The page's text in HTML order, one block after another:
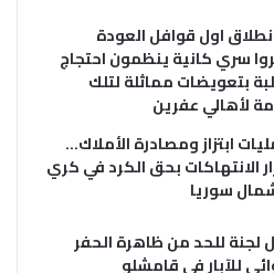
اول قوافل العودة
سري كانية ينظمون احتجاج
بتعويضات مماثلة لتلك
لأهالي عفرين
ابتزاز ومصادرة الأملاك…
الانتهاكات بحق الكرد في كري
سوريا
للحد من ظاهرة الحفر
للآبار في قامشلو